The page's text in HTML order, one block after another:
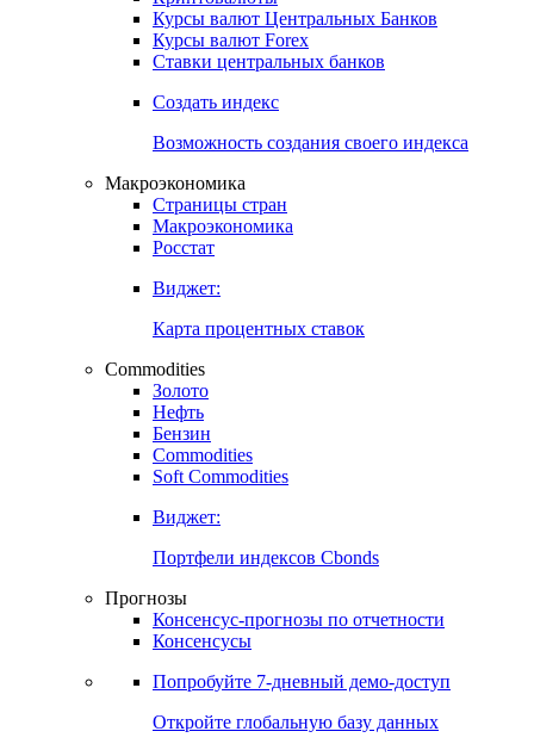
Курсы валют Центральных Банков
Курсы валют Forex
Ставки центральных банков
Создать индекс
Возможность создания своего индекса
Макроэкономика
Страницы стран
Макроэкономика
Росстат
Виджет:
Карта процентных ставок
Commodities
Золото
Нефть
Бензин
Commodities
Soft Commodities
Виджет:
Портфели индексов Cbonds
Прогнозы
Консенсус-прогнозы по отчетности
Консенсусы
Попробуйте 7-дневный демо-доступ
Откройте глобальную базу данных